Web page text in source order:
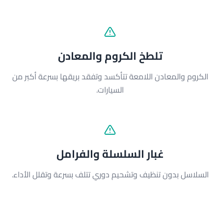
تلطخ الكروم والمعادن
الكروم والمعادن اللامعة تتأكسد وتفقد بريقها بسرعة أكبر من
السيارات.
غبار السلسلة والفرامل
السلاسل بدون تنظيف وتشحيم دوري تتلف بسرعة وتقلل الأداء.